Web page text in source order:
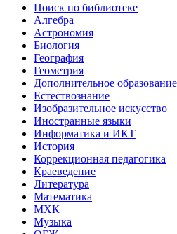
Поиск по библиотеке
Алгебра
Астрономия
Биология
География
Геометрия
Дополнительное образование
Естествознание
Изобразительное искусство
Иностранные языки
Информатика и ИКТ
История
Коррекционная педагогика
Краеведение
Литература
Математика
МХК
Музыка